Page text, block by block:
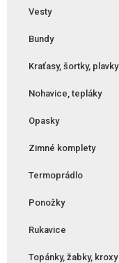
Vesty
Bundy
Kraťasy, šortky, plavky
Nohavice, tepláky
Opasky
Zimné komplety
Termoprádlo
Ponožky
Rukavice
Topánky, žabky, kroxy